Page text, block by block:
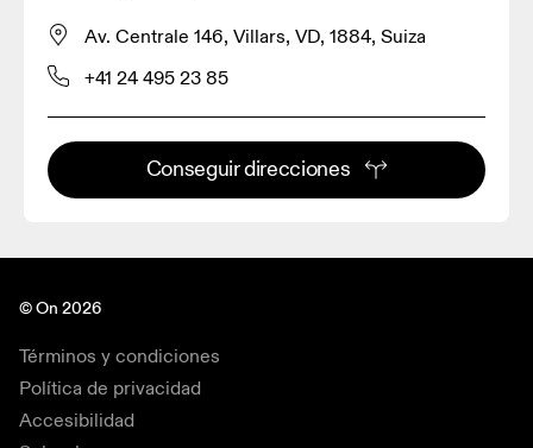
Av. Centrale 146, Villars, VD, 1884, Suiza
+41 24 495 23 85
Conseguir direcciones
© On 2026
Términos y condiciones
Política de privacidad
Accesibilidad